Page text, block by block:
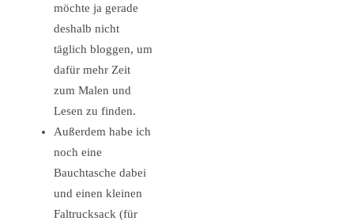
möchte ja gerade
deshalb nicht
täglich bloggen, um
dafür mehr Zeit
zum Malen und
Lesen zu finden.
Außerdem habe ich
noch eine
Bauchtasche dabei
und einen kleinen
Faltrucksack (für